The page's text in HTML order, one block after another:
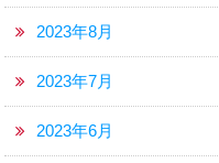
2023年8月
2023年7月
2023年6月